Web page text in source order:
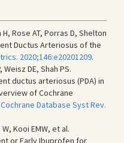
Rose AT, Porras D, Shelton
Ductus Arteriosus of the
2020;146:e20201209.
DE, Shah PS.
ductus arteriosus (PDA) in
of Cochrane
Cochrane Database Syst Rev.
Kooi EMW, et al.
or Early Ibuprofen for